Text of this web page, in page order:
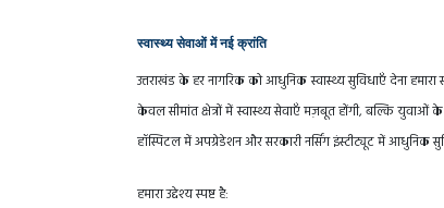
स्वास्थ्य सेवाओं में नई क्रांति
उत्तराखंड के हर नागरिक को आधुनिक स्वास्थ्य सुविधाएँ देना
केवल सीमांत क्षेत्रों में स्वास्थ्य सेवाएँ मज़बूत होंगी, बल्कि
हॉस्पिटल में अपग्रेडेशन और सरकारी नर्सिंग इंस्टीट्यूट में आधुनिक
हमारा उद्देश्य स्पष्ट है: